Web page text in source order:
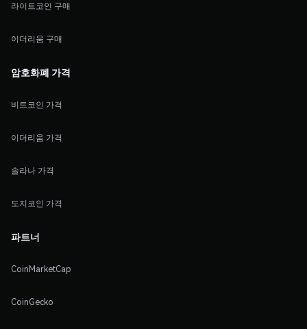
라이트코인 구매
이더리움 구매
암호화폐 가격
비트코인 가격
이더리움 가격
솔라나 가격
도지코인 가격
파트너
CoinMarketCap
CoinGecko